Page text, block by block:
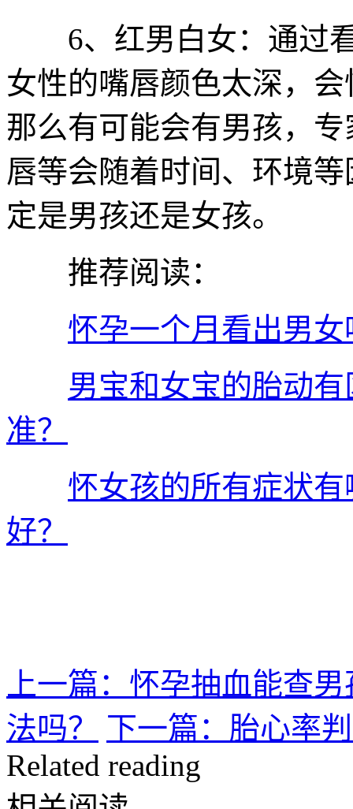
6、红男白女：通过看
女性的嘴唇颜色太深，
那么有可能会有男孩，
唇等会随着时间、环境
定是男孩还是女孩。
推荐阅读：
怀孕一个月看出男
男宝和女宝的胎动
准？
怀女孩的所有症状
好？
上一篇：怀孕抽血能查
法吗？
下一篇：胎心率
Related reading